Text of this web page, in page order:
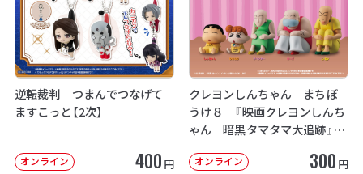
逆転裁判 つまんでつなげて
ますこっと【2次】
オンライン 400 円
クレヨンしんちゃん まちぼ
うけ８ 『映画クレヨンしんち
ゃん 暗黒タマタマ大追跡』【2
オンライン 300 円